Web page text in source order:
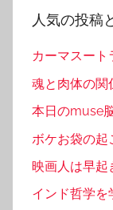
人気の投稿
カーマスート
魂と肉体の関
本日のmuse
ボケお袋の起
映画人は早起
インド哲学を